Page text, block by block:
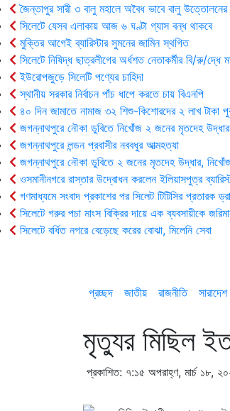
জৈন্তাপুর সারী ৩ বালু মহালে অবৈধ ভাবে বালু উত্তোলনের
সিলেটে যেসব এলাকায় আজ ৬ ঘণ্টা গ্যাস বন্ধ থাকবে
মুক্তির আগেই ব্যারিস্টার সুমনের জামিন স্থগিত
সিলেটে নিষিদ্ধ ছাত্রলীগের অর্ধশত নেতাকর্মীর বি/রু/দ্ধে
ইউরোপজুড়ে সিলেটি পণ্যের চাহিদা
স্থানীয় সরকার নির্বাচন পাঁচ ধাপে করতে চায় বিএনপি
৪০ দিন জামাতে নামাজ ৩২ শিশু-কিশোরদের ২ লাখ
জগন্নাথপুরে নৌকা ডুবিতে নিখোঁজ ২ জনের মৃতদেহ উদ্ধার
জগন্নাথপুরে লন্ডন প্রবাসীর নববধুর আত্মহত্যা
জগন্নাথপুরে নৌকা ডুবিতে ২ জনের মৃতদেহ উদ্ধার,
ওসমানীনগরে রাস্তার উদ্বোধন করলেন ইলিয়াসপুত্র
গণমাধ্যমে সংবাদ প্রকাশের পর সিলেট টিটিসির প্রতারক
সিলেটে গরুর পচা মাংস বিক্রির দায়ে এক ব্যবসায়ীকে
সিলেটে বর্ধিত নগরে বেড়েছে করের বোঝা, মিলেনি সেবা
প্রচ্ছদ জাতীয় রাজনীতি সারাদেশ
মৃত্যুর মিছিল
প্রকাশিত: ৭:১৫ অপরাহ্ণ, মার্চ ১৮,